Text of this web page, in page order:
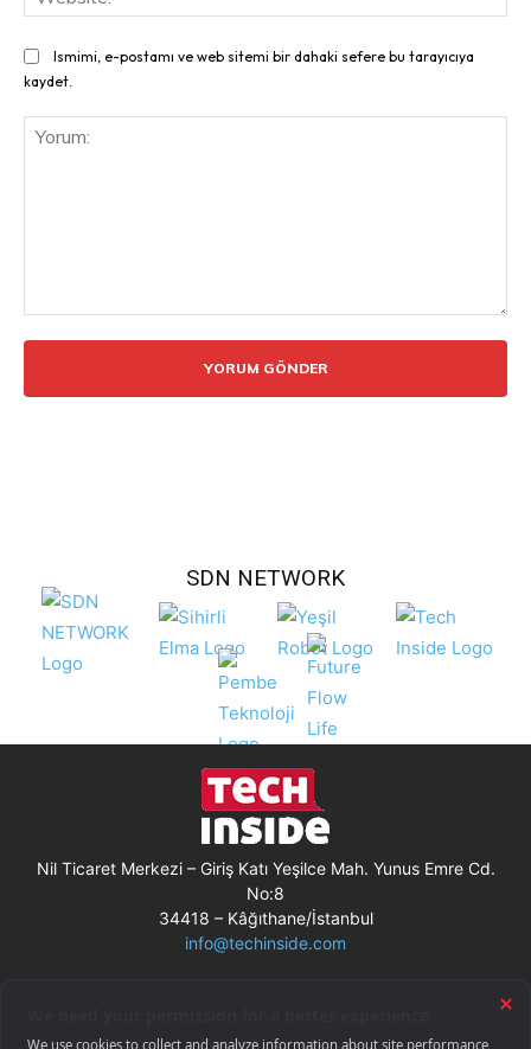
Ismimi, e-postamı ve web sitemi bir dahaki sefere bu tarayıcıya
kaydet.
SDN NETWORK
Nil Ticaret Merkezi – Giriş Katı Yeşilce Mah. Yunus Emre Cd.
No:8
34418 – Kâğıthane/İstanbul
info@techinside.com
Gizlilik Bildirimi